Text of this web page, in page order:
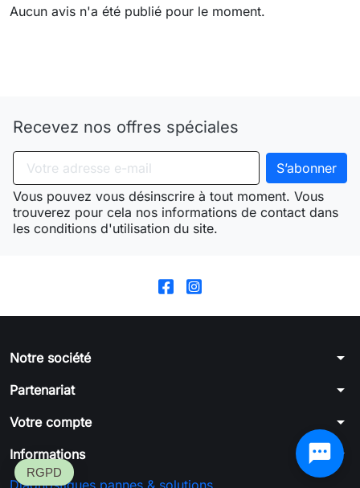
Aucun avis n'a été publié pour le moment.
Recevez nos offres spéciales
Vous pouvez vous désinscrire à tout moment. Vous
trouverez pour cela nos informations de contact dans
les conditions d'utilisation du site.
Notre société arrow_drop_down
Partenariat arrow_drop_down
Votre compte arrow_drop_down
Informations arrow_drop_down
Diagnostiques pannes & solutions